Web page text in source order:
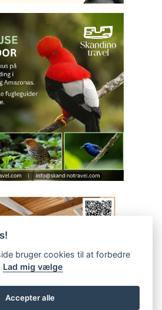
bruger cookies til at forbedre
Lad mig vælge
Accepter alle